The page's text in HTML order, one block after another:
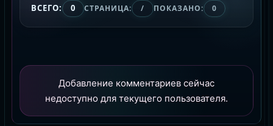
ВСЕГО: 0 СТРАНИЦА: / ПОКАЗАНО: 0
Добавление комментариев сейчас
недоступно для текущего пользователя.